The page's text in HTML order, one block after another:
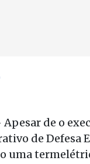
de o
de Defesa
uma